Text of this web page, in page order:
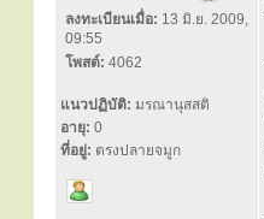
ลงทะเบียนเมื่อ: 13 มิ.ย. 2009,
09:55
โพสต์: 4062
แนวปฏิบัติ: มรณานุสสติ
อายุ: 0
ที่อยู่: ตรงปลายจมูก